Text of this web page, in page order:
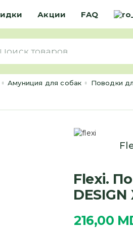
Акции FAQ
Амуниция для собак Поводки
Flexi.
216,00